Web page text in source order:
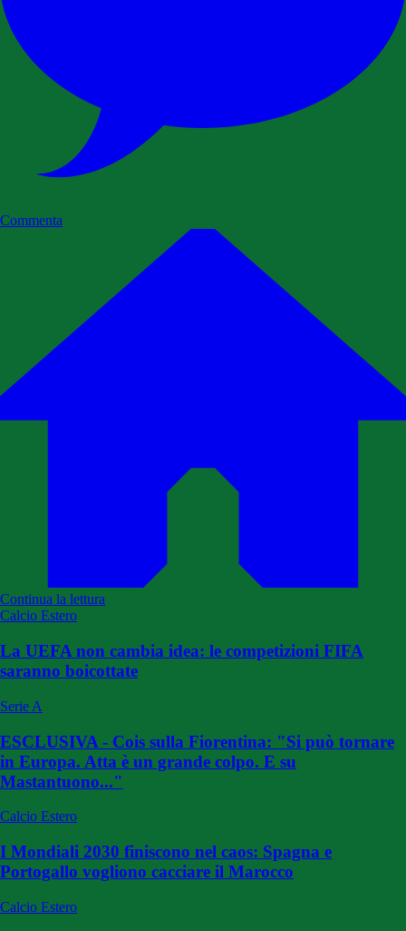
Commenta
Continua la lettura
Calcio Estero
La UEFA non cambia idea: le competizioni FIFA
saranno boicottate
Serie A
ESCLUSIVA - Cois sulla Fiorentina: "Si può tornare
in Europa. Atta è un grande colpo. E su
Mastantuono..."
Calcio Estero
I Mondiali 2030 finiscono nel caos: Spagna e
Portogallo vogliono cacciare il Marocco
Calcio Estero